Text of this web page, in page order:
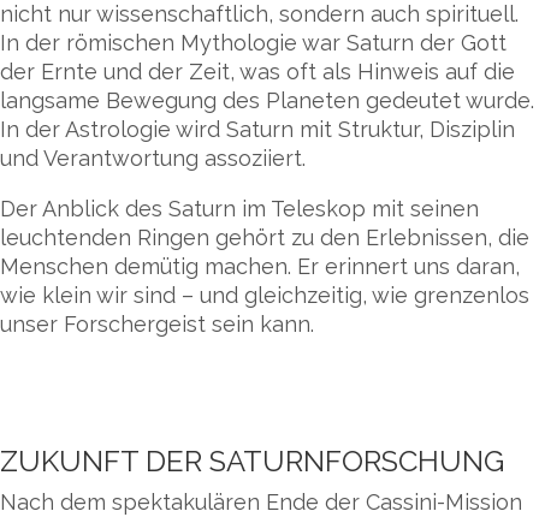
nicht nur wissenschaftlich, sondern auch spirituell.
In der römischen Mythologie war Saturn der Gott
der Ernte und der Zeit, was oft als Hinweis auf die
langsame Bewegung des Planeten gedeutet wurde.
In der Astrologie wird Saturn mit Struktur, Disziplin
und Verantwortung assoziiert.
Der Anblick des Saturn im Teleskop mit seinen
leuchtenden Ringen gehört zu den Erlebnissen, die
Menschen demütig machen. Er erinnert uns daran,
wie klein wir sind – und gleichzeitig, wie grenzenlos
unser Forschergeist sein kann.
ZUKUNFT DER SATURNFORSCHUNG
Nach dem spektakulären Ende der Cassini-Mission